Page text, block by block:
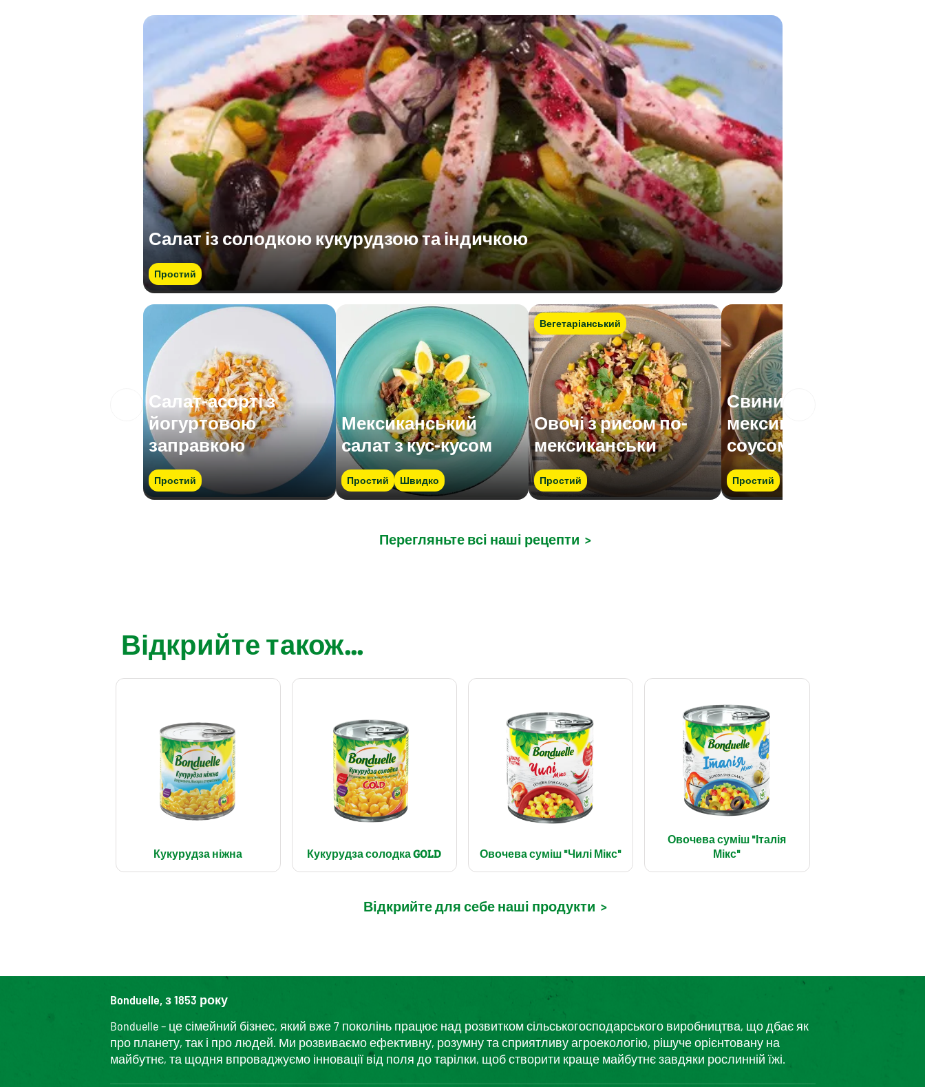
Салат із солодкою кукурудзою та індичкою
Простий
Салат-асорті з
йогуртовою
заправкою
Простий
Мексиканський
салат з кус-кусом
Простий Швидко
Вегетаріанський
Овочі з рисом по-
мексиканськи
Простий
Свинина з
мексиканським
соусом
Простий
Перегляньте всі наші рецепти >
Відкрийте також...
Кукурудза ніжна Кукурудза солодка GOLD Овочева суміш "Чилі Мікс"
Овочева суміш "Італія
Мікс"
Відкрийте для себе наші продукти >
Bonduelle, з 1853 року
Bonduelle – це сімейний бізнес, який вже 7 поколінь працює над розвитком сільськогосподарського виробництва, що дбає як
про планету, так і про людей. Ми розвиваємо ефективну, розумну та сприятливу агроекологію, рішуче орієнтовану на
майбутнє, та щодня впроваджуємо інновації від поля до тарілки, щоб створити краще майбутнє завдяки рослинній їжі.